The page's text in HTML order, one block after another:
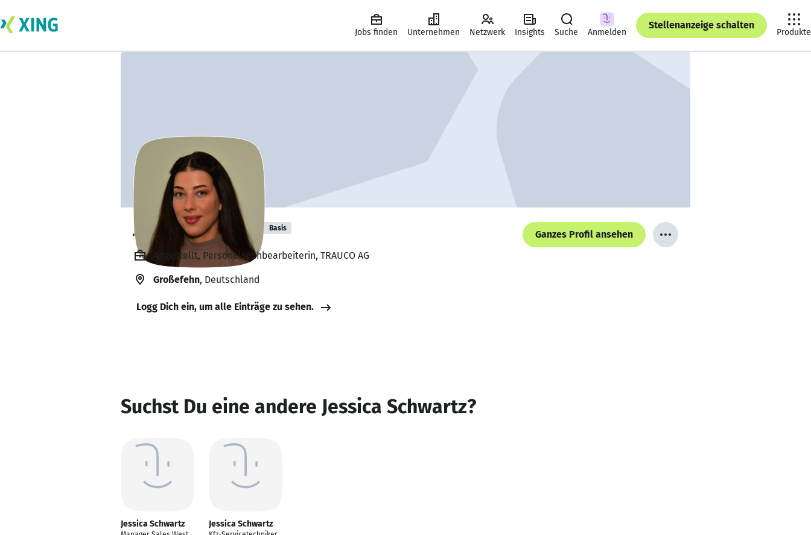
Jobs finden Unternehmen Netzwerk Insights Suche Anmelden
Stellenanzeige schalten
Produkte
Jessica Schwartz Basis
Ganzes Profil ansehen
Angestellt, Personalsachbearbeiterin, TRAUCO AG
Großefehn, Deutschland
Logg Dich ein, um alle Einträge zu sehen.
Suchst Du eine andere Jessica Schwartz?
Jessica Schwartz Jessica Schwartz